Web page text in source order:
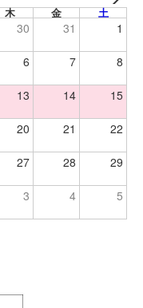
木 金 土
30 31 1
6 7 8
13 14 15
20 21 22
27 28 29
3 4 5